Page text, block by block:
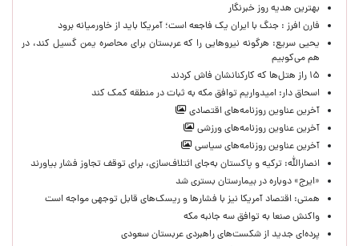
بهترین هدیه روز خبرنگار
فارن افرز : جنگ با ایران یک فاجعه است؛ آمریکا باید از خاورمیانه برود
یحیی سریع: هرگونه نیروهایی را که عربستان برای محاصره یمن گسیل کند، در
هم می‌کوبیم
۱۵ راز هتل‌ها که کارکنانشان فاش کردند
اسحاق دار: امیدواریم توافق مکه به ثبات در منطقه کمک کند
آخرین عناوین روزنامه‌های اقتصادی
آخرین عناوین روزنامه‌های ورزشی
آخرین عناوین روزنامه‌های سیاسی
انصارالله: ترکیه و پاکستان به‌جای ائتلاف‌سازی، برای توقف تجاوز فشار بیاورند
«ایرج» دوباره در بیمارستان بستری شد
همتی: اقتصاد آمریکا نیز با فشارها و ریسک‌های قابل توجهی مواجه است
واکنش صنعا به توافق سه جانبه مکه
پرده‌ای جدید از شکست‌های راهبردی عربستان سعودی